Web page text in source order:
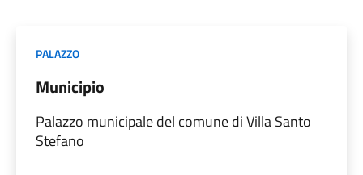
PALAZZO
Municipio
Palazzo municipale del comune di Villa Santo
Stefano